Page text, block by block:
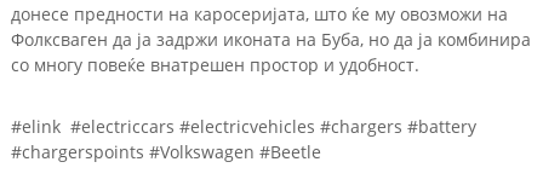
донесе предности на каросеријата, што ќе му овозможи на
Фолксваген да ја задржи иконата на Буба, но да ја комбинира
со многу повеќе внатрешен простор и удобност.
#elink #electriccars #electricvehicles #chargers #battery
#chargerspoints #Volkswagen #Beetle